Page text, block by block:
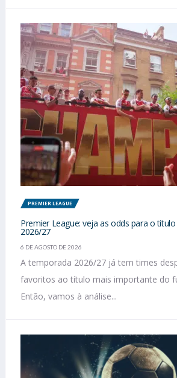
PREMIER LEAGUE
Premier League: veja as odds para o
2026/27
6 DE AGOSTO DE 2026
A temporada 2026/27 já tem times
favoritos ao título mais importante do
Então, vamos à análise...